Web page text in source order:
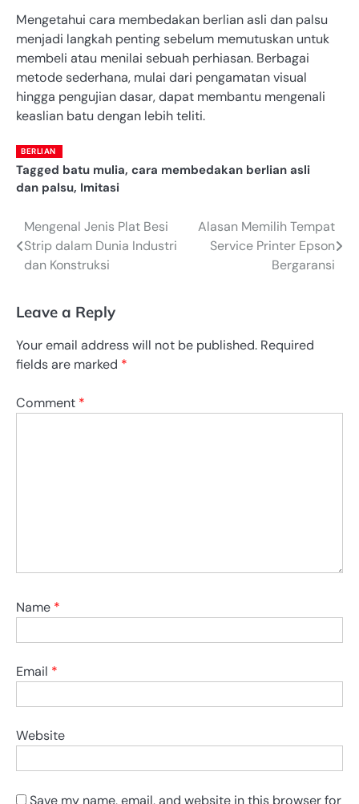
Mengetahui cara membedakan berlian asli dan palsu
menjadi langkah penting sebelum memutuskan untuk
membeli atau menilai sebuah perhiasan. Berbagai
metode sederhana, mulai dari pengamatan visual
hingga pengujian dasar, dapat membantu mengenali
keaslian batu dengan lebih teliti.
BERLIAN
Tagged batu mulia, cara membedakan berlian asli
dan palsu, Imitasi
Post
navigation
Mengenal Jenis Plat Besi
Strip dalam Dunia Industri
dan Konstruksi
Alasan Memilih Tempat
Service Printer Epson
Bergaransi
Leave a Reply
Your email address will not be published. Required
fields are marked *
Comment *
Name *
Email *
Website
Save my name, email, and website in this browser for